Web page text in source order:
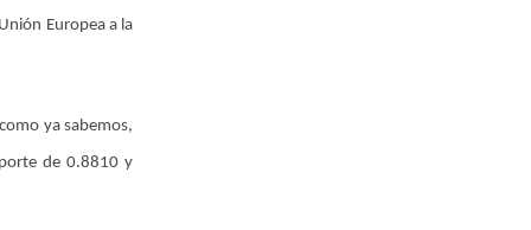
Europea a la
ya sabemos,
de 0.8810 y